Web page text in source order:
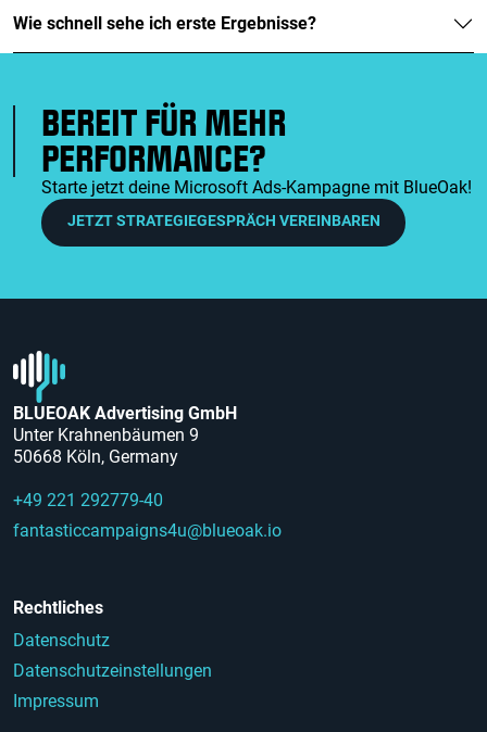
Wie schnell sehe ich erste Ergebnisse?
BEREIT FÜR MEHR
PERFORMANCE?
Starte jetzt deine Microsoft Ads-Kampagne mit BlueOak!
JETZT STRATEGIEGESPRÄCH VEREINBAREN
BLUEOAK Advertising GmbH
Unter Krahnenbäumen 9
50668 Köln, Germany
+49 221 292779-40
fantasticcampaigns4u@blueoak.io
Rechtliches
Datenschutz
Datenschutzeinstellungen
Impressum